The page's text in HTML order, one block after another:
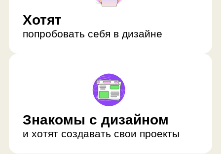
Знакомы с дизайном
и хотят создавать свои проекты
Что ребенок получит